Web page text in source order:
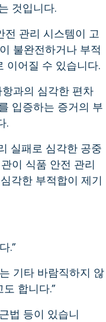
것입니다.
관리 시스템이 고
불완전하거나 부적
이어질 수 있습니다.
과의 심각한 편차
입증하는 증거의 부
.
실패로 심각한 공중
이 식품 안전 관리
각한 부적합이 제기
.”
기타 바람직하지 않
합니다.”
법 등이 있습니